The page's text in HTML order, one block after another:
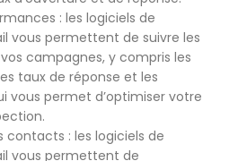
: les logiciels de
vous permettent de suivre les
campagnes, y compris les
taux de réponse et les
vous permet d’optimiser votre
contacts : les logiciels de
vous permettent de